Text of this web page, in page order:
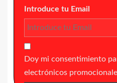
Introduce tu Email
Doy mi consentimiento
electrónicos